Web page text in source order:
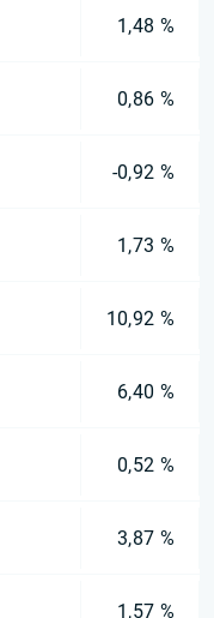
1,48 %
0,86 %
-0,92 %
1,73 %
10,92 %
6,40 %
0,52 %
3,87 %
1,57 %